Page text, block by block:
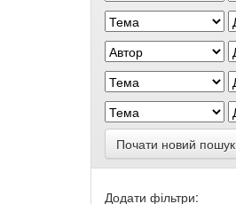
Почати новий пошук
Додати фільтри: